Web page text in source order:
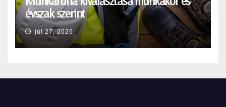
évszak szerint
júl 27, 2026